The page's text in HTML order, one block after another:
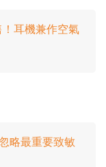
耳機兼作空氣
略最重要致敏